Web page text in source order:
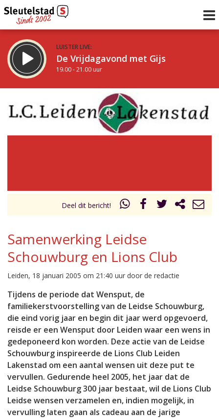
LUISTER LIVE:
De Vrijdagavond met Gijs
19.00 - 21.00 uur
De avond van Sleutelstad
21.00 - 0.00 uur
uur 1 van 0
Deel dit bericht!
Samenwerking Leidse
Schouwburg en Lions Club
Leiden, 18 januari 2005 om 21:40 uur door de redactie
Tijdens de periode dat Wensput, de
familiekerstvoorstelling van de Leidse Schouwburg,
die eind vorig jaar en begin dit jaar werd opgevoerd,
reisde er een Wensput door Leiden waar een wens in
gedeponeerd kon worden. Deze actie van de Leidse
Schouwburg inspireerde de Lions Club Leiden
Lakenstad om een aantal wensen uit deze put te
vervullen. Gedurende heel 2005, het jaar dat de
Leidse Schouwburg 300 jaar bestaat, wil de Lions Club
Leidse wensen verzamelen en, indien mogelijk, in
vervulling laten gaan als cadeau aan de jarige